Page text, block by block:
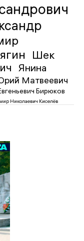
Шек
Янина
Матвеевич
Бирюков
Николаевич Киселёв